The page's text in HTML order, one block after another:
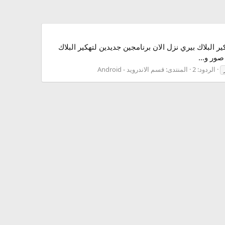
البلاك بيري نزل الان برنامجين جديدين لتهكير البلاك
الردود: 2 المنتدى: قسم الاندرويد - Android